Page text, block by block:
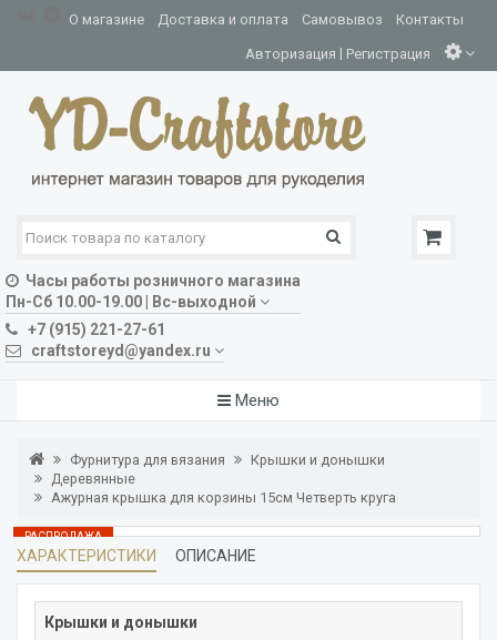
О магазине Доставка и оплата Самовывоз Контакты
Авторизация | Регистрация
Часы работы розничного магазина
Пн-Сб 10.00-19.00 | Вс-выходной
+7 (915) 221-27-61
craftstoreyd@yandex.ru
Меню
Фурнитура для вязания
Крышки и донышки
Деревянные
Ажурная крышка для корзины 15см Четверть круга
РАСПРОДАЖА
В НАЛИЧИИ 3 ШТ
ХАРАКТЕРИСТИКИ ОПИСАНИЕ
Крышки и донышки